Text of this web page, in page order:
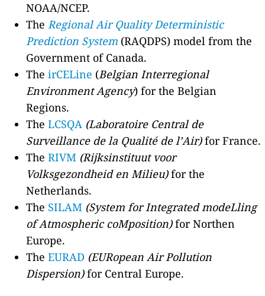
NOAA/NCEP.
TheRegional Air Quality Deterministic
Prediction System (RAQDPS) model from the
Government of Canada.
TheirCELine (Belgian Interregional
Environment Agency) for the Belgian
Regions.
TheLCSQA (Laboratoire Central de
Surveillance de la Qualité de l’Air)for France.
TheRIVM (Rijksinstituut voor
Volksgezondheid en Milieu)for the
Netherlands.
The SILAM (System for Integrated modeLling
of Atmospheric coMposition)for Northen
Europe.
TheEURAD (EURopean Air Pollution
Dispersion)for Central Europe.